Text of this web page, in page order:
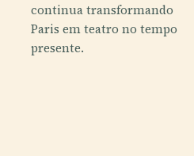
continua transformando
Paris em teatro no tempo
presente.